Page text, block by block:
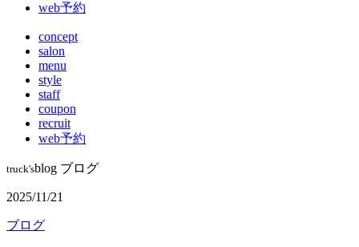
web予約
concept
salon
menu
style
staff
coupon
recruit
web予約
truck'sblog ブログ
2025/11/21
ブログ